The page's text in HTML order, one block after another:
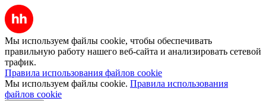
Мы используем файлы cookie, чтобы обеспечивать
правильную работу нашего веб-сайта и анализировать сетевой
трафик.
Правила использования файлов cookie
Мы используем файлы cookie. Правила использования
файлов cookie